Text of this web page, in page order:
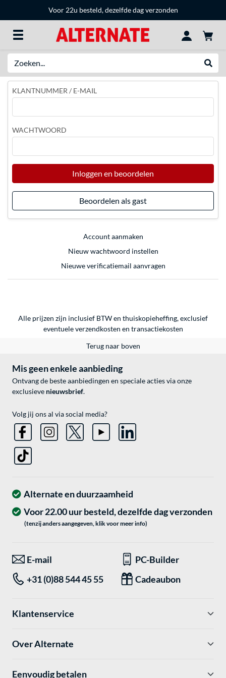
Voor 22u besteld, dezelfde dag verzonden
KLANTNUMMER / E-MAIL
WACHTWOORD
Inloggen en beoordelen
Beoordelen als gast
Account aanmaken
Nieuw wachtwoord instellen
Nieuwe verificatiemail aanvragen
Alle prijzen zijn inclusief BTW en thuiskopieheffing, exclusief
eventueleverzendkosten en transactiekosten
Terug naar boven
Mis geen enkele aanbieding
Ontvang de beste aanbiedingen en speciale acties via onze
exclusieve nieuwsbrief.
Volg jij ons al via social media?
Alternate en duurzaamheid
Voor 22.00 uur besteld, dezelfde dag verzonden
(tenzij anders aangegeven, klik voor meer info)
E-mail
PC-Builder
+31 (0)88 544 45 55
Cadeaubon
Klantenservice
Over Alternate
Eenvoudig betalen